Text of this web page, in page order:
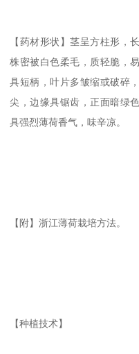
【药材形状】茎呈方柱形，
株密被白色柔毛，质轻脆，
具短柄，叶片多皱缩或破碎
尖，边缘具锯齿，正面暗绿
具强烈薄荷香气，味辛凉。
【附】浙江薄荷栽培方法。
【种植技术】